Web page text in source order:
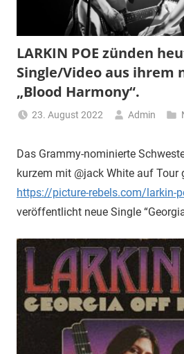
LARKIN POE zünden
Single/Video aus ihrem
„Blood Harmony“.
23. August 2022 Admin
Das Grammy-nominierte
kurzem mit @jack White auf Tour
https://picture-rebels.com/larkin-
veröffentlicht neue Single